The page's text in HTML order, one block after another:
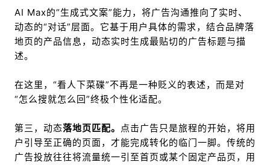
AI Max的“生成式文案”能力，将广告沟通推向了实时、
动态的“对话”层面。它基于用户具体的需求，结合品牌落
地页的产品信息，动态实时生成最贴切的广告标题与描
述。
在这里，“看人下菜碟”不再是一种贬义的表述，而是对
“怎么搜就怎么回”终极个性化适配。
第三，动态落地页匹配。 点击广告只是旅程的开始，将用
户引导至正确的页面，才能完成转化的临门一脚。传统的
广告投放往往将流量统一引至首页或某个固定产品页，用